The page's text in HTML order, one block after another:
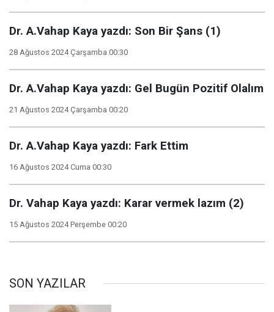
Dr. A.Vahap Kaya yazdı: Son Bir Şans (1)
28 Ağustos 2024 Çarşamba 00:30
Dr. A.Vahap Kaya yazdı: Gel Bugün Pozitif Olalım
21 Ağustos 2024 Çarşamba 00:20
Dr. A.Vahap Kaya yazdı: Fark Ettim
16 Ağustos 2024 Cuma 00:30
Dr. Vahap Kaya yazdı: Karar vermek lazım (2)
15 Ağustos 2024 Perşembe 00:20
SON YAZILAR